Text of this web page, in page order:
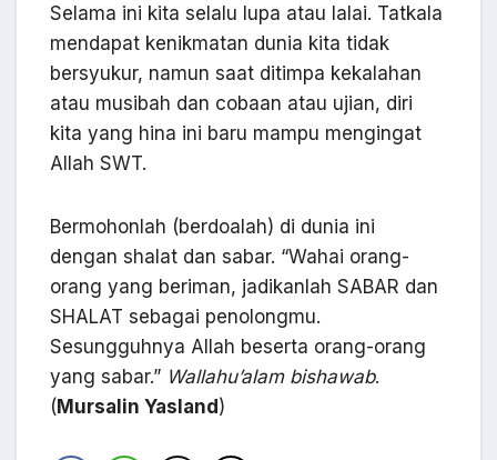
Selama ini kita selalu lupa atau lalai. Tatkala
mendapat kenikmatan dunia kita tidak
bersyukur, namun saat ditimpa kekalahan
atau musibah dan cobaan atau ujian, diri
kita yang hina ini baru mampu mengingat
Allah SWT.
Bermohonlah (berdoalah) di dunia ini
dengan shalat dan sabar. “Wahai orang-
orang yang beriman, jadikanlah SABAR dan
SHALAT sebagai penolongmu.
Sesungguhnya Allah beserta orang-orang
yang sabar.” Wallahu’alam bishawab.
(Mursalin Yasland)